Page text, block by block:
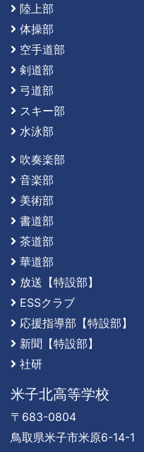
陸上部
体操部
空手道部
剣道部
弓道部
スキー部
水泳部
吹奏楽部
音楽部
美術部
書道部
茶道部
華道部
放送【特設部】
ESSクラブ
応援指導部【特設部】
新聞【特設部】
社研
米子北高等学校
〒683-0804
鳥取県米子市米原6-14-1